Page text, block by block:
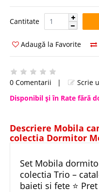
Cantitate Cantitate:
Adaugă la Favorite
0 Comentarii |
Scrie
Disponibil şi în Rate fără
Descriere Mobila
colectia Dormitor
Set Mobila
colectia Trio –
baieti si fete ⭐